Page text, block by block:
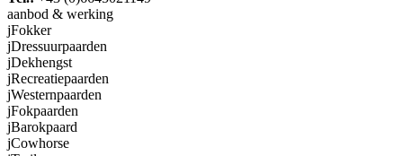
aanbod & werking
jFokker
jDressuurpaarden
jDekhengst
jRecreatiepaarden
jWesternpaarden
jFokpaarden
jBarokpaard
jCowhorse